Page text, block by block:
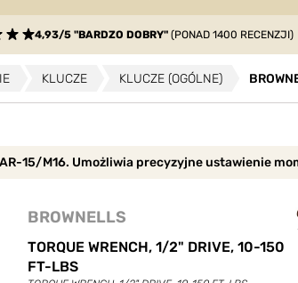
4,93/5 "BARDZO DOBRY"(PONAD 1400 RECENZJI)
KLUCZE KLUCZE (OGÓLNE)
15/M16. Umożliwia precyzyjne ustawienie
BROWNELLS
TORQUE WRENCH, 1/2" DRIVE, 10-150
FT-LBS